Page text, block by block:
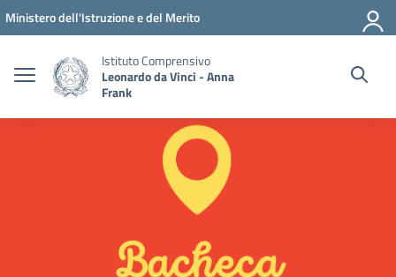
Vai ai contenuti
Vai al menu di navigazione
Vai al footer
Ministero dell'Istruzione e del Merito
Istituto Comprensivo
Leonardo da Vinci - Anna
Frank